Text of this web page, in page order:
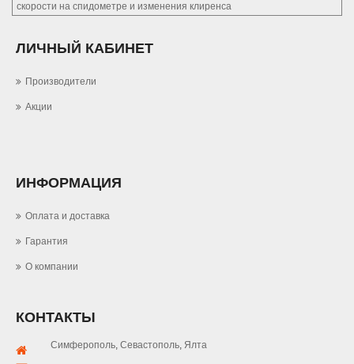
скорости на спидометре и изменения клиренса
ЛИЧНЫЙ КАБИНЕТ
Производители
Акции
ИНФОРМАЦИЯ
Оплата и доставка
Гарантия
О компании
КОНТАКТЫ
Симферополь, Севастополь, Ялта